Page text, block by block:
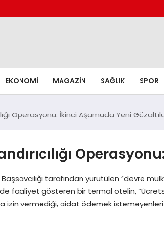
EKONOMI MAGAZIN SAĞLIK SPOR
Operasyonu: İkinci Aşamada Yeni
tarafından yürütülen “devre mülk
faaliyet gösteren bir termal otelin,
izin vermediği, aidat ödemek